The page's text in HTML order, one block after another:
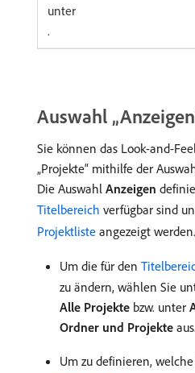
unter
.
Auswahl
Sie können das Look-and-
„Projekte“ mithilfe der
Die Auswahl Anzeigen
Titelbereich verfügbar sind
Projektliste angezeigt werden.
Um die für den
zu ändern, wählen Sie
Alle Projekte bzw. unter
Ordner und Projekte aus.
Um zu definieren,